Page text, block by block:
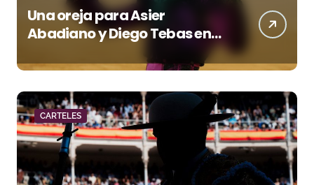
Una oreja para Asier
Abadiano y Diego Tebas en
una apertura de la Albahaca
marcada por el buen juego
de Los Maños
CARTELES